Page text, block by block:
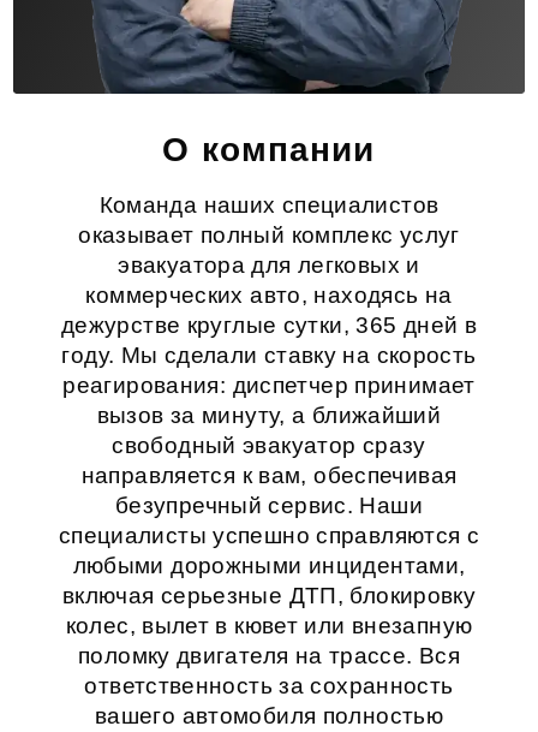
О компании
Команда наших специалистов
оказывает полный комплекс услуг
эвакуатора для легковых и
коммерческих авто, находясь на
дежурстве круглые сутки, 365 дней в
году. Мы сделали ставку на скорость
реагирования: диспетчер принимает
вызов за минуту, а ближайший
свободный эвакуатор сразу
направляется к вам, обеспечивая
безупречный сервис. Наши
специалисты успешно справляются с
любыми дорожными инцидентами,
включая серьезные ДТП, блокировку
колес, вылет в кювет или внезапную
поломку двигателя на трассе. Вся
ответственность за сохранность
вашего автомобиля полностью